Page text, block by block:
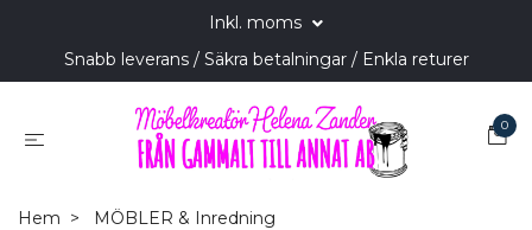
Inkl. moms
Snabb leverans / Säkra betalningar / Enkla returer
0
Hem
MÖBLER & Inredning